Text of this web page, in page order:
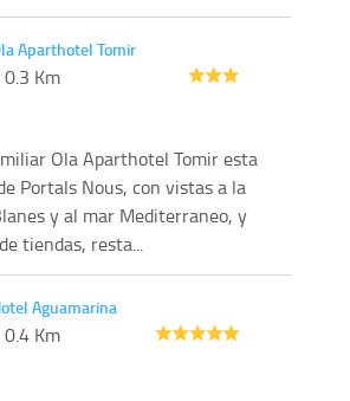
Aparthotel Tomir
0.3 Km
Ola Aparthotel Tomir esta
Portals Nous, con vistas a la
y al mar Mediterraneo, y
tiendas, resta...
Aguamarina
0.4 Km